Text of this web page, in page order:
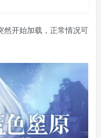
然开始加载，正常情况可